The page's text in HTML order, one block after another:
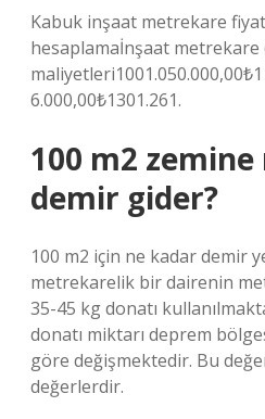
Kabuk inşaat metrekare
hesaplamaİnşaat metrekare
6.000,00₺1301.261.
100 m2
demir gider?
100 m2 için ne kadar demir
metrekarelik bir dairenin
35-45 kg donatı
donatı miktarı deprem
göre değişmektedir. Bu
değerlerdir.